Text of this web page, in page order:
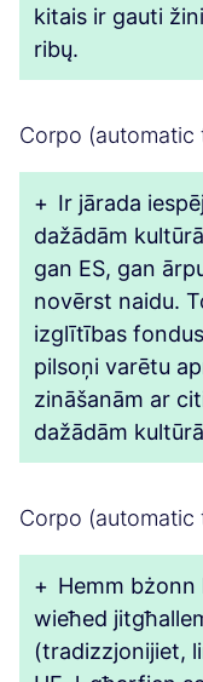
kitais ir gauti
ribų.
Corpo (automatic
+ Ir jārada
dažādām
gan ES, gan
novērst naidu.
izglītības
pilsoņi varētu
zināšanām ar
dažādām
Corpo (automatic
+ Hemm
wieħed
(tradizzjonijiet,